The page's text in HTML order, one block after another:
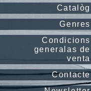
Catalòg
Genres
Condicions
generalas de
venta
Contacte